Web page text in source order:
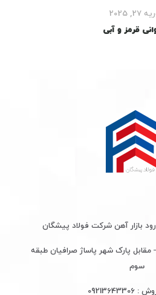
2025
قرمز و آبی
بازار آهن شرکت فولاد پیشگان
مقابل پارک شهر پاساژ صرافیان طبقه
سوم
:
09213643306